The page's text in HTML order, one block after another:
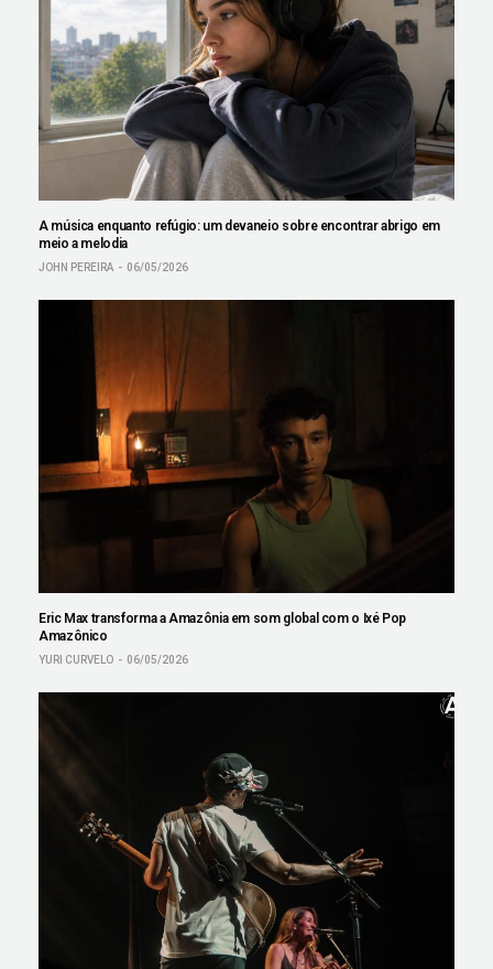
A música enquanto refúgio: um devaneio sobre encontrar abrigo em
meio a melodia
JOHN PEREIRA 06/05/2026
Eric Max transforma a Amazônia em som global com o Ixé Pop
Amazônico
YURI CURVELO 06/05/2026